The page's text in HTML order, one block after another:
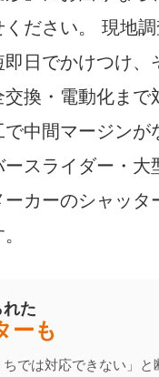
ださい。 現地
日でかけつけ、
換・電動化まで
中間マージンが
スライダー・大
カーのシャッタ
た
ーも
では対応できない」と